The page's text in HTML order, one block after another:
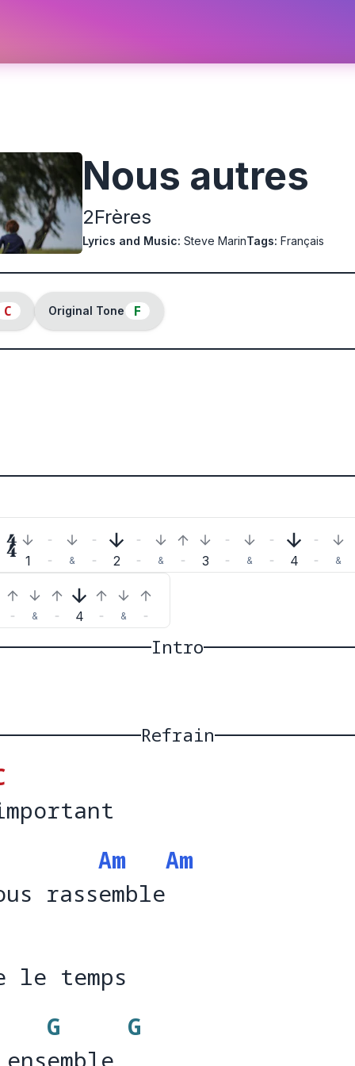
Nous autres
2Frères
Lyrics and Music: Steve MarinTags: Français
C Original Tone F
 1 & 2 & 3 & 4 &
& 4 &
Intro
Refrain
rass
Am
emble
Am
rassemble
le tem
le temps
G
G